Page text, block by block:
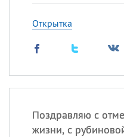
Открытка
Поздравляю с
жизни, с